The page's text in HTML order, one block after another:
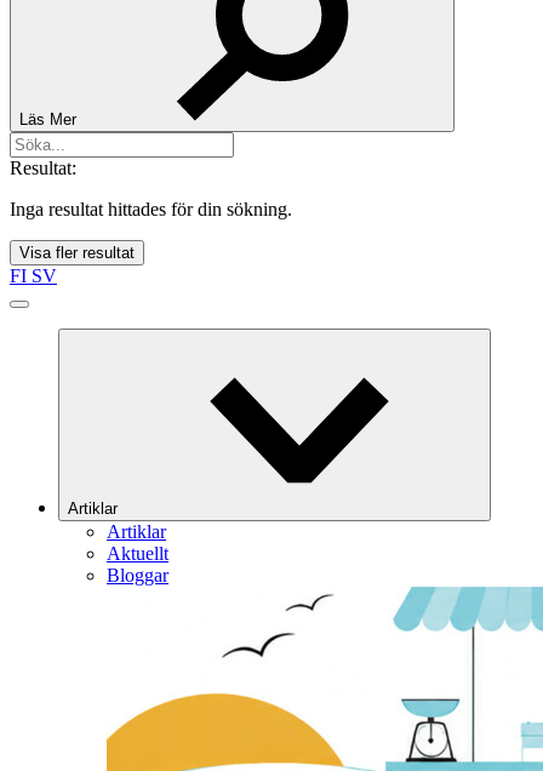
Läs Mer
Resultat:
Inga resultat hittades för din sökning.
Visa fler resultat
FI SV
Artiklar
Artiklar
Aktuellt
Bloggar